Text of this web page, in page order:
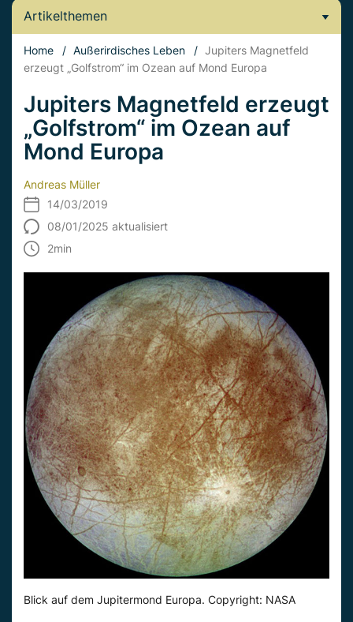
Artikelthemen
Home / Außerirdisches Leben / Jupiters Magnetfeld
erzeugt „Golfstrom“ im Ozean auf Mond Europa
Jupiters Magnetfeld erzeugt
„Golfstrom“ im Ozean auf
Mond Europa
Andreas Müller
14/03/2019
08/01/2025 aktualisiert
2min
Blick auf dem Jupitermond Europa. Copyright: NASA